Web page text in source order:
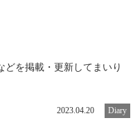
を掲載・更新してまいり
2023.04.20 Diary